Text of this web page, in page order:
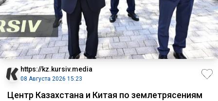
https://kz.kursiv.media
08 Августа 2026 15:23
Центр Казахстана и Китая по землетрясениям